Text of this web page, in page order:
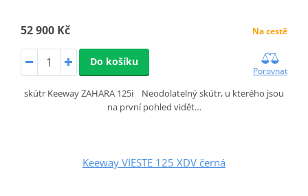
52 900 Kč Na cestě
Do košíku
Porovnat
skútr Keeway ZAHARA 125i Neodolatelný skútr, u kterého jsou
na první pohled vidět…
Keeway VIESTE 125 XDV černá